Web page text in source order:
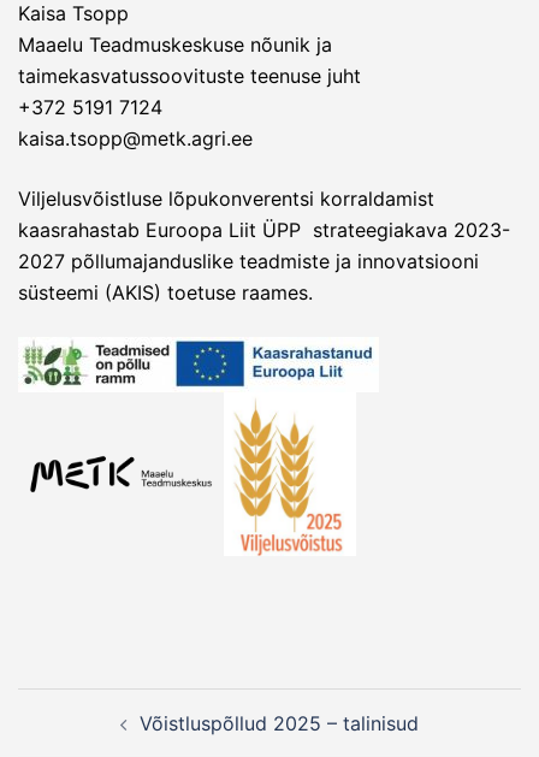
Kaisa Tsopp
Maaelu Teadmuskeskuse nõunik ja
taimekasvatussoovituste teenuse juht
+372 5191 7124
kaisa.tsopp@metk.agri.ee
Viljelusvõistluse lõpukonverentsi korraldamist
kaasrahastab Euroopa Liit ÜPP strateegiakava 2023-
2027 põllumajanduslike teadmiste ja innovatsiooni
süsteemi (AKIS) toetuse raames.
navigationVõistluspõllud 2025 – talinisud